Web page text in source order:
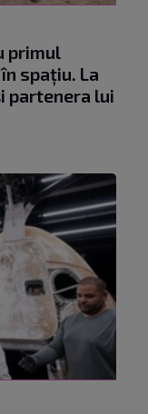
primul
spațiu. La
partenera lui